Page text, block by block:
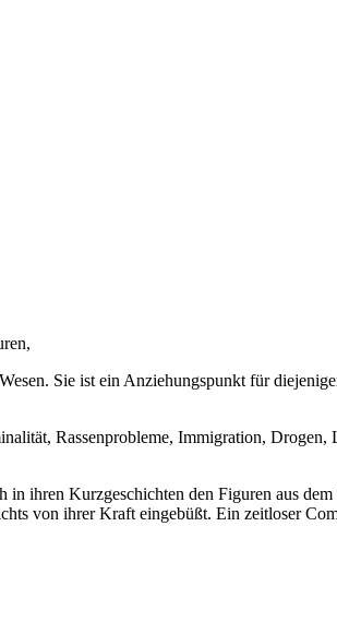
Sie ist ein Anziehungspunkt für
Rassenprobleme, Immigration,
ihren Kurzgeschichten den Figuren aus
von ihrer Kraft eingebüßt. Ein zeitloser